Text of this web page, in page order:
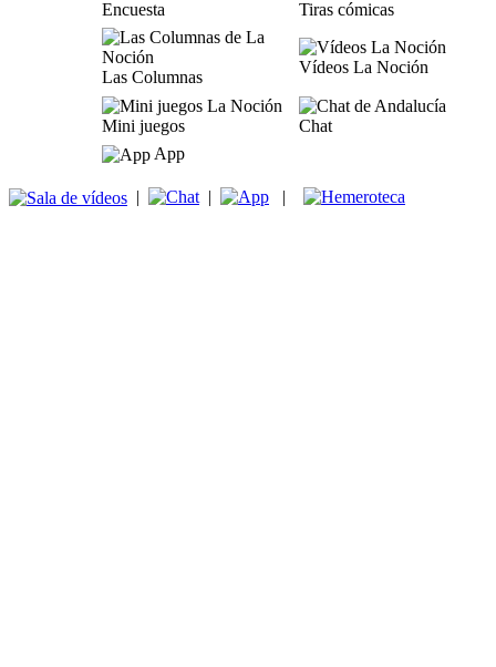
Encuesta Tiras cómicas
Las Columnas
Vídeos La Noción
Mini juegos
Chat
App
| | |